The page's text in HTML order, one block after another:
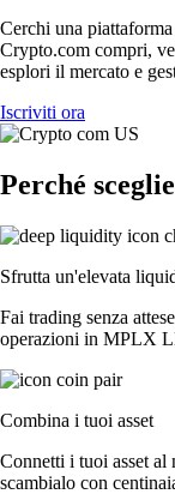
Cerchi una
Crypto.com compri,
esplori il mercato e
Iscriviti ora
Perché
Sfrutta un'elevata
Fai trading senza
operazioni in MPLX
Combina i tuoi asset
Connetti i tuoi asset
scambialo con